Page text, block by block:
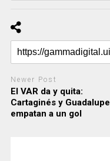
Newer Post
El VAR da y quita:
Cartaginés y Guadalupe
empatan a un gol